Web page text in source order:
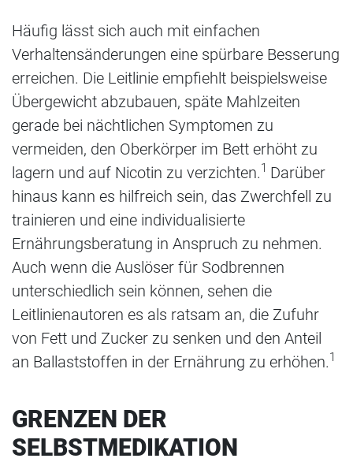
Häufig lässt sich auch mit einfachen
Verhaltensänderungen eine spürbare Besserung
erreichen. Die Leitlinie empfiehlt beispielsweise
Übergewicht abzubauen, späte Mahlzeiten
gerade bei nächtlichen Symptomen zu
vermeiden, den Oberkörper im Bett erhöht zu
lagern und auf Nicotin zu verzichten.1 Darüber
hinaus kann es hilfreich sein, das Zwerchfell zu
trainieren und eine individualisierte
Ernährungsberatung in Anspruch zu nehmen.
Auch wenn die Auslöser für Sodbrennen
unterschiedlich sein können, sehen die
Leitlinienautoren es als ratsam an, die Zufuhr
von Fett und Zucker zu senken und den Anteil
an Ballaststoffen in der Ernährung zu erhöhen.1
GRENZEN DER
SELBSTMEDIKATION